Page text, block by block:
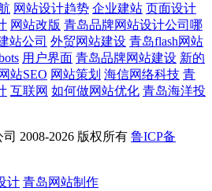
网站设计趋势 企业建站 页面设计
网站改版 青岛品牌网站设计公司哪
站公司 外贸网站建设 青岛flash网站
用户界面 青岛品牌网站建设 新的
站SEO 网站策划 海信网络科技 青
互联网 如何做网站优化 青岛海洋投
2008-2026 版权所有 鲁ICP备
计 青岛网站制作